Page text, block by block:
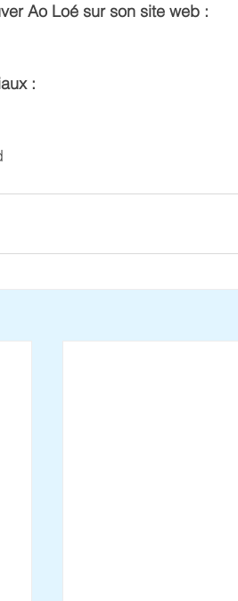
Ao Loé sur son site web :
: